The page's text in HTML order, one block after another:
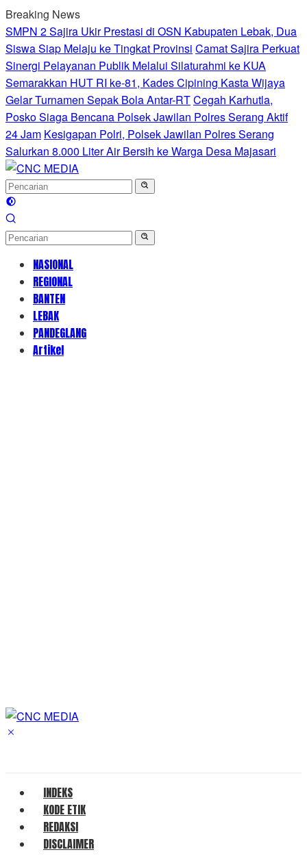
Langsung
ke
konten
Breaking News
SMPN 2 Sajira Ukir Prestasi di OSN Kabupaten Lebak, Dua
Siswa Siap Melaju ke Tingkat Provinsi Camat Sajira Perkuat
Sinergi Pelayanan Publik Melalui Silaturahmi ke KUA
Semarakkan HUT RI ke-81, Kades Cipining Kasta Wijaya
Gelar Turnamen Sepak Bola Antar-RTCegah Karhutla,
Posko Siaga Bencana Polsek Jawilan Polres Serang Aktif
24 Jam Kesigapan Polri, Polsek Jawilan Polres Serang
Salurkan 8.000 Liter Air Bersih ke Warga Desa Majasari
NASIONAL
REGIONAL
BANTEN
LEBAK
PANDEGLANG
Artikel
INDEKS
KODE ETIK
REDAKSI
DISCLAIMER